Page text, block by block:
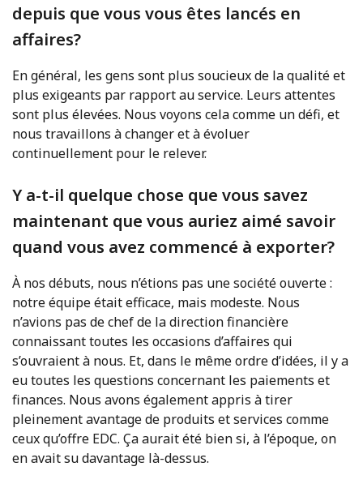
depuis que vous vous êtes lancés en
affaires?
En général, les gens sont plus soucieux de la qualité et
plus exigeants par rapport au service. Leurs attentes
sont plus élevées. Nous voyons cela comme un défi, et
nous travaillons à changer et à évoluer
continuellement pour le relever.
Y a-t-il quelque chose que vous savez
maintenant que vous auriez aimé savoir
quand vous avez commencé à exporter?
À nos débuts, nous n’étions pas une société ouverte :
notre équipe était efficace, mais modeste. Nous
n’avions pas de chef de la direction financière
connaissant toutes les occasions d’affaires qui
s’ouvraient à nous. Et, dans le même ordre d’idées, il y a
eu toutes les questions concernant les paiements et
finances. Nous avons également appris à tirer
pleinement avantage de produits et services comme
ceux qu’offre EDC. Ça aurait été bien si, à l’époque, on
en avait su davantage là-dessus.